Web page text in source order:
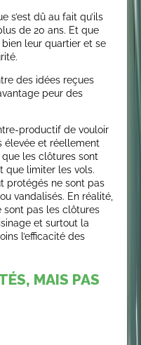
s’est dû au fait qu’ils
de 20 ans. Et que
leur quartier et se
des idées reçues
peur des
productif de vouloir
élevée et réellement
que les clôtures sont
que limiter les vols.
protégés ne sont pas
vandalisés. En réalité,
sont pas les clôtures
et surtout la
l’efficacité des
MAIS PAS